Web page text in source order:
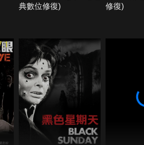
典數位修復)
修復)